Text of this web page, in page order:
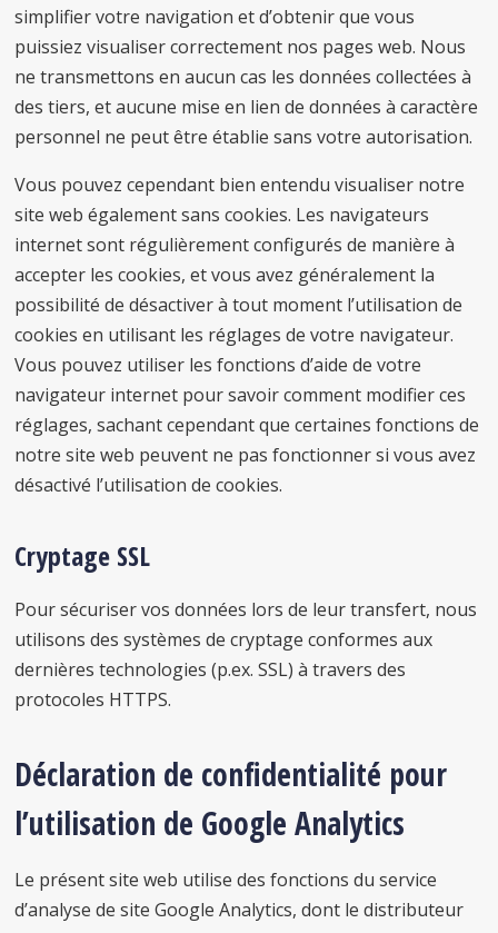
simplifier votre navigation et d’obtenir que vous
puissiez visualiser correctement nos pages web. Nous
ne transmettons en aucun cas les données collectées à
des tiers, et aucune mise en lien de données à caractère
personnel ne peut être établie sans votre autorisation.
Vous pouvez cependant bien entendu visualiser notre
site web également sans cookies. Les navigateurs
internet sont régulièrement configurés de manière à
accepter les cookies, et vous avez généralement la
possibilité de désactiver à tout moment l’utilisation de
cookies en utilisant les réglages de votre navigateur.
Vous pouvez utiliser les fonctions d’aide de votre
navigateur internet pour savoir comment modifier ces
réglages, sachant cependant que certaines fonctions de
notre site web peuvent ne pas fonctionner si vous avez
désactivé l’utilisation de cookies.
Cryptage SSL
Pour sécuriser vos données lors de leur transfert, nous
utilisons des systèmes de cryptage conformes aux
dernières technologies (p.ex. SSL) à travers des
protocoles HTTPS.
Déclaration de confidentialité pour
l’utilisation de Google Analytics
Le présent site web utilise des fonctions du service
d’analyse de site Google Analytics, dont le distributeur